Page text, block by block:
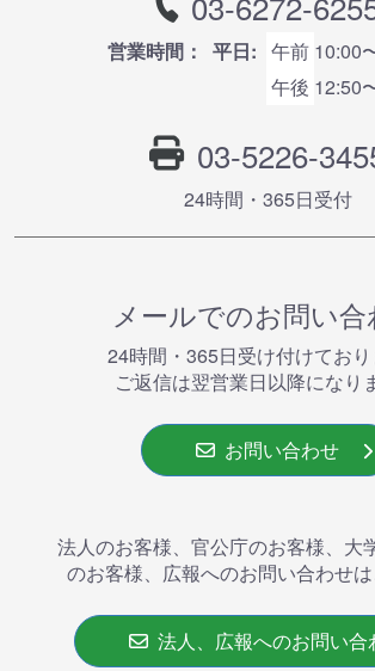
営業時間： 平日: 午前 10:00
午後 12:50
03-5226-
24時間・365⽇受付
メールでのお問い合
24時間・365⽇受け付けており
ご返信は翌営業⽇以降になり
お問い合わせ
法人のお客様、官公庁のお客様、大
のお客様、広報へのお問い合わせ
法人、広報へのお問い合